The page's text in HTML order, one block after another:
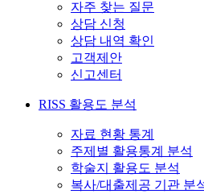
자주 찾는 질문
상담 신청
상담 내역 확인
고객제안
신고센터
RISS 활용도 분석
자료 현황 통계
주제별 활용통계 분석
학술지 활용도 분석
복사/대출제공 기관 분